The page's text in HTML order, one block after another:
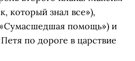
который знал все»),
помощь») и
по дороге в царствие